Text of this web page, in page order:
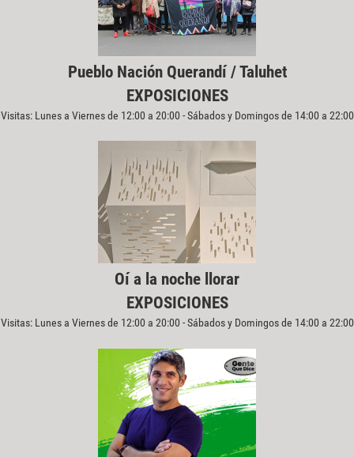
Pueblo Nación Querandí / Taluhet
EXPOSICIONES
Visitas: Lunes a Viernes de 12:00 a 20:00 - Sábados y Domingos de 14:00 a 22:00
Oí a la noche llorar
EXPOSICIONES
Visitas: Lunes a Viernes de 12:00 a 20:00 - Sábados y Domingos de 14:00 a 22:00